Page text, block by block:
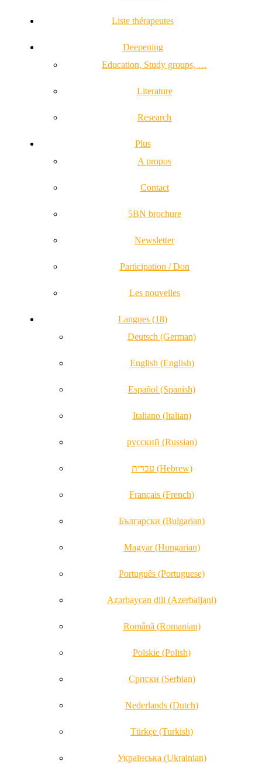
Liste thérapeutes
Deepening
Education, Study groups, …
Literature
Research
Plus
A propos
Contact
5BN brochure
Newsletter
Participation / Don
Les nouvelles
Langues (18)
Deutsch (German)
English (English)
Español (Spanish)
Italiano (Italian)
русский (Russian)
עברית (Hebrew)
Français (French)
Български (Bulgarian)
Magyar (Hungarian)
Português (Portuguese)
Azərbaycan dili (Azerbaijani)
Română (Romanian)
Polskie (Polish)
Српски (Serbian)
Nederlands (Dutch)
Türkçe (Turkish)
Українська (Ukrainian)